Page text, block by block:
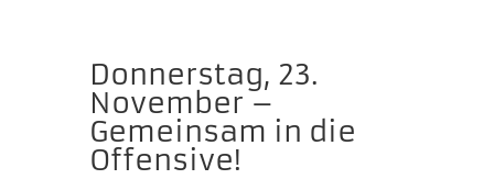
Donnerstag, 23.
November –
Gemeinsam in die
Offensive!